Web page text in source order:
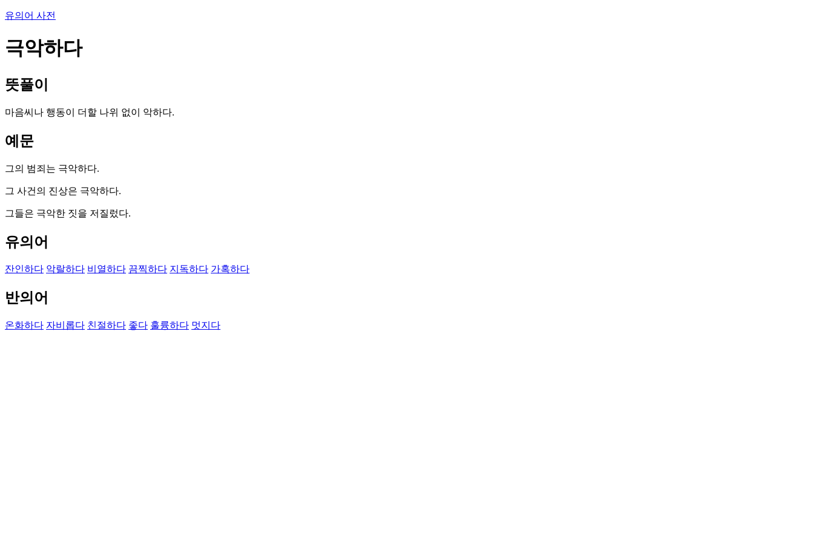
유의어 사전
극악하다
뜻풀이
마음씨나 행동이 더할 나위 없이 악하다.
예문
그의 범죄는 극악하다.
그 사건의 진상은 극악하다.
그들은 극악한 짓을 저질렀다.
유의어
잔인하다 악랄하다 비열하다 끔찍하다 지독하다 가혹하다
반의어
온화하다 자비롭다 친절하다 좋다 훌륭하다 멋지다